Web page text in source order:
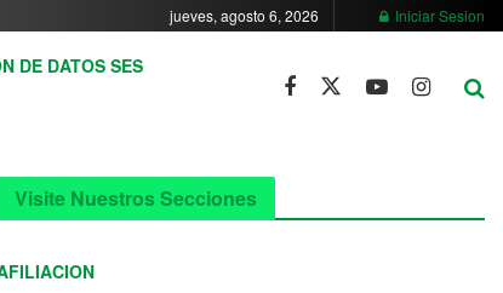
jueves, agosto 6, 2026 Iniciar Sesion
DE DATOS SES
Visite Nuestros Secciones